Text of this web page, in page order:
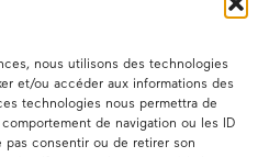
nous utilisons des technologies
et/ou accéder aux informations des
technologies nous permettra de
de navigation ou les ID
consentir ou de retirer son
député